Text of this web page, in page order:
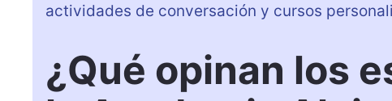
actividades de conversación y cursos
¿Qué opinan los